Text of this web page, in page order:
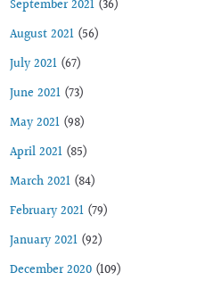
September 2021 (36)
August 2021 (56)
July 2021 (67)
June 2021 (73)
May 2021 (98)
April 2021 (85)
March 2021 (84)
February 2021 (79)
January 2021 (92)
December 2020 (109)